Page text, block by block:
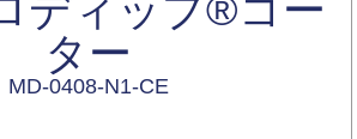
ディップ®コー
ター
MD-0408-N1-CE